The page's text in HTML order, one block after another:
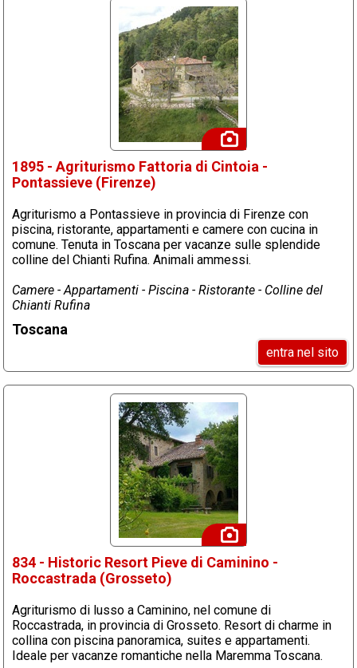
1895 - Agriturismo Fattoria di Cintoia -
Pontassieve (Firenze)
Agriturismo a Pontassieve in provincia di Firenze con
piscina, ristorante, appartamenti e camere con cucina in
comune. Tenuta in Toscana per vacanze sulle splendide
colline del Chianti Rufina. Animali ammessi.
Camere - Appartamenti - Piscina - Ristorante - Colline del
Chianti Rufina
Toscana
entra nel sito
834 - Historic Resort Pieve di Caminino -
Roccastrada (Grosseto)
Agriturismo di lusso a Caminino, nel comune di
Roccastrada, in provincia di Grosseto. Resort di charme in
collina con piscina panoramica, suites e appartamenti.
Ideale per vacanze romantiche nella Maremma Toscana.